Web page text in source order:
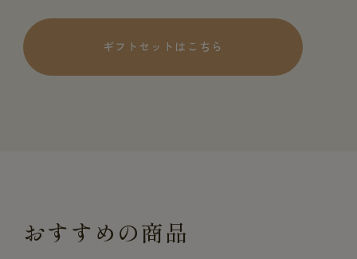
ギフトセットはこちら
おすすめの商品